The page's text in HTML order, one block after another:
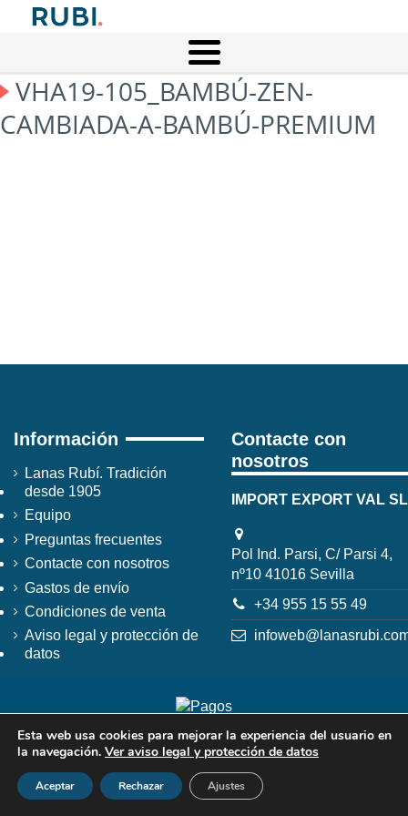
VHA19-105_BAMBÚ-ZEN-
CAMBIADA-A-BAMBÚ-PREMIUM
Información
Lanas Rubí. Tradición
desde 1905
Equipo
Preguntas frecuentes
Contacte con nosotros
Gastos de envío
Condiciones de venta
Aviso legal y protección de
datos
Contacte con
nosotros
IMPORT EXPORT VAL SL
Pol Ind. Parsi, C/ Parsi 4,
nº10 41016 Sevilla
+34 955 15 55 49
Esta web usa cookies para mejorar la experiencia del usuario en
la navegación. Ver aviso legal y protección de datos
Aceptar Rechazar Ajustes